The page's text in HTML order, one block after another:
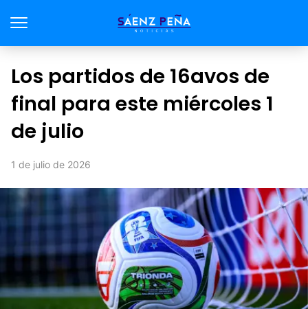
Los partidos de 16avos de
final para este miércoles 1
de julio
1 de julio de 2026